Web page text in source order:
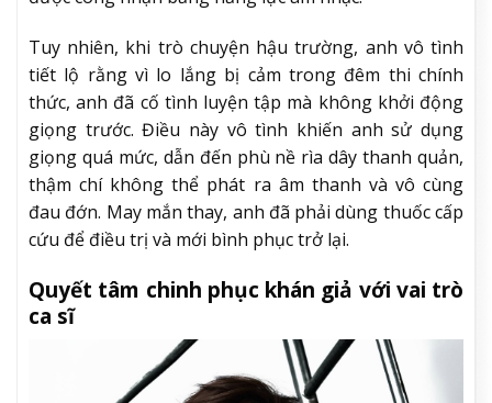
Tuy nhiên, khi trò chuyện hậu trường, anh vô tình
tiết lộ rằng vì lo lắng bị cảm trong đêm thi chính
thức, anh đã cố tình luyện tập mà không khởi động
giọng trước. Điều này vô tình khiến anh sử dụng
giọng quá mức, dẫn đến phù nề rìa dây thanh quản,
thậm chí không thể phát ra âm thanh và vô cùng
đau đớn. May mắn thay, anh đã phải dùng thuốc cấp
cứu để điều trị và mới bình phục trở lại.
Quyết tâm chinh phục khán giả với vai trò
ca sĩ